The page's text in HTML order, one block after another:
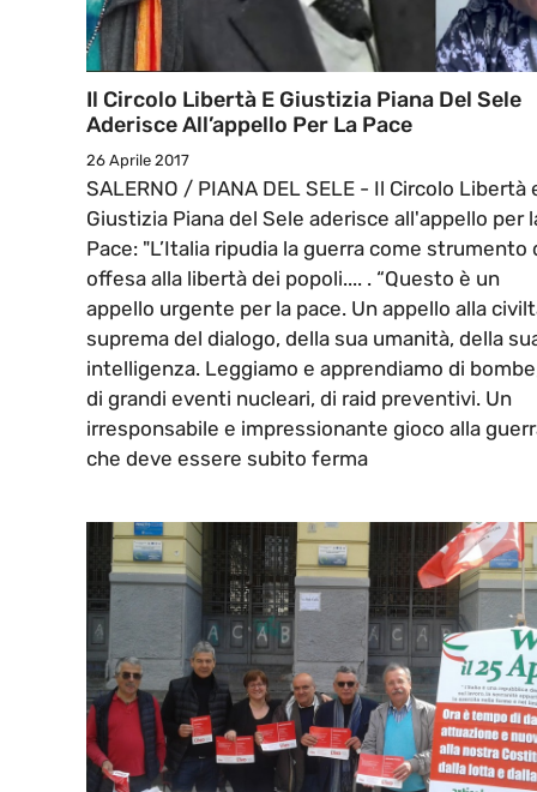
Il Circolo Libertà E Giustizia Piana Del Sele
Aderisce All’appello Per La Pace
26 Aprile 2017
SALERNO / PIANA DEL SELE - Il Circolo Libertà
Giustizia Piana del Sele aderisce all'appello per
Pace: "L’Italia ripudia la guerra come strumento
offesa alla libertà dei popoli.... . “Questo è un
appello urgente per la pace. Un appello alla
suprema del dialogo, della sua umanità, della
intelligenza. Leggiamo e apprendiamo di
di grandi eventi nucleari, di raid preventivi. Un
irresponsabile e impressionante gioco alla
che deve essere subito ferma